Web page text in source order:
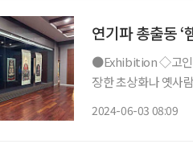
연기파 총출동
●Exhibition ◇고인물전(古人物展) 일정 6월 30일까지 장소 화정박물관 화정박물관이 소
장한 초상화나 옛사
2024-06-03 08:09